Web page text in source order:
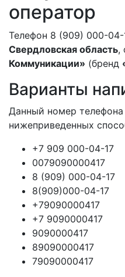
оператор
Телефон 8 (909) 000-04-
Свердловская область,
Коммуникации» (бренд
Варианты
Данный номер
нижеприведенных
+7 909 000-04-17
0079090000417
8 (909) 000-04-17
8(909)000-04-17
+79090000417
+7 9090000417
9090000417
89090000417
79090000417